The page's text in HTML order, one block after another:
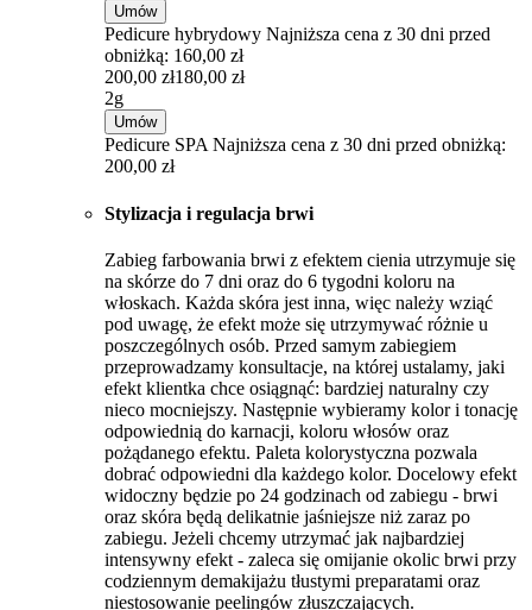
Umów
Pedicure hybrydowy Najniższa cena z 30 dni przed
obniżką: 160,00 zł
200,00 zł180,00 zł
2g
Umów
Pedicure SPANajniższa cena z 30 dni przed obniżką:
200,00 zł
Stylizacja i regulacja brwi
Zabieg farbowania brwi z efektem cienia utrzymuje się
na skórze do 7 dni oraz do 6 tygodni koloru na
włoskach. Każda skóra jest inna, więc należy wziąć
pod uwagę, że efekt może się utrzymywać różnie u
poszczególnych osób. Przed samym zabiegiem
przeprowadzamy konsultacje, na której ustalamy, jaki
efekt klientka chce osiągnąć: bardziej naturalny czy
nieco mocniejszy. Następnie wybieramy kolor i tonację
odpowiednią do karnacji, koloru włosów oraz
pożądanego efektu. Paleta kolorystyczna pozwala
dobrać odpowiedni dla każdego kolor. Docelowy efekt
widoczny będzie po 24 godzinach od zabiegu - brwi
oraz skóra będą delikatnie jaśniejsze niż zaraz po
zabiegu. Jeżeli chcemy utrzymać jak najbardziej
intensywny efekt - zaleca się omijanie okolic brwi przy
codziennym demakijażu tłustymi preparatami oraz
niestosowanie peelingów złuszczających.